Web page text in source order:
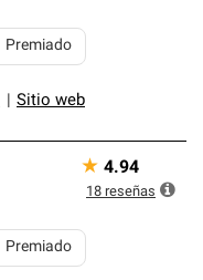
Sitio web
Premiado
Premiado
★ 4.94
18 reseñas